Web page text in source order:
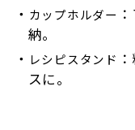
カップホルダー
納。
レシピスタンド
スに。